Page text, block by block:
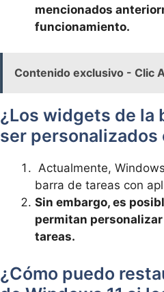
mencionados⁢
funcionamiento.
Contenido exclusivo - Clic
¿Los widgets de la
ser personalizados
Actualmente,
barra de ‌tareas⁢ con
Sin ‌embargo, es‌
permitan
tareas.
¿Cómo puedo